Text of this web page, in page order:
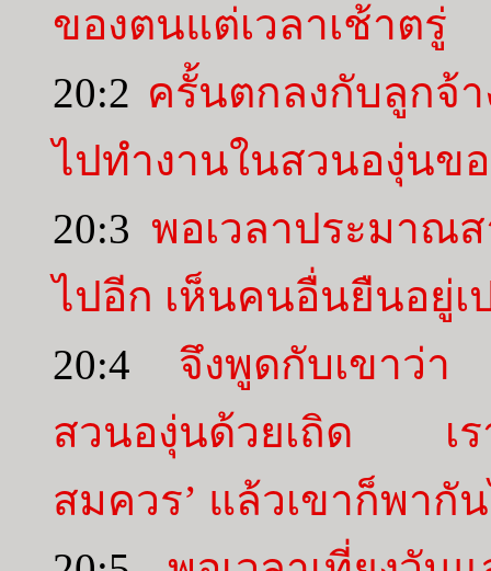
ของตนแต่เวลาเช้าตรู่
20:2 ครั้นตกลงกับลูกจ้
ไปทำงานในสวนองุ่นขอ
20:3 พอเวลาประมาณ
ไปอีก เห็นคนอื่นยืนอยู่เ
20:4 จึงพูดกับเขาว่า
สวนองุ่นด้วยเถิด เร
สมควร’ แล้วเขาก็พากั